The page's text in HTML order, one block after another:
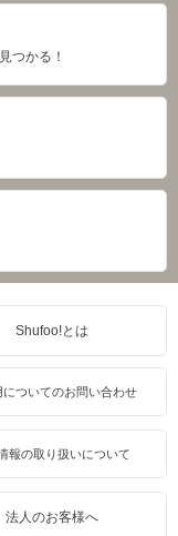
つかる！
Shufoo!とは
についてのお問い合わせ
報の取り扱いについて
法人のお客様へ